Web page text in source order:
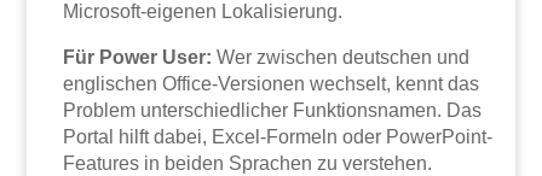
Microsoft-eigenen Lokalisierung.
Für Power User: Wer zwischen deutschen und
englischen Office-Versionen wechselt, kennt das
Problem unterschiedlicher Funktionsnamen. Das
Portal hilft dabei, Excel-Formeln oder PowerPoint-
Features in beiden Sprachen zu verstehen.